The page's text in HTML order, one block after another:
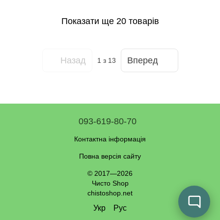
Показати ще 20 товарів
Назад 1 з 13 Вперед
093-619-80-70
Контактна інформація
Повна версія сайту
© 2017—2026
Чисто Shop
chistoshop.net
Укр Рус